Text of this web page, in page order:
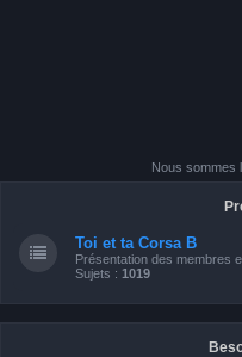
Nous sommes
Toi et ta Corsa B
Présentation des membres
Sujets : 1019